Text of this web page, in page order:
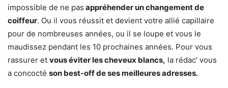
impossible de ne pas appréhender un changement de
coiffeur. Ou il vous réussit et devient votre allié capillaire
pour de nombreuses années, ou il se loupe et vous le
maudissez pendant les 10 prochaines années. Pour vous
rassurer et vous éviter les cheveux blancs, la rédac’ vous
a concocté son best-off de ses meilleures adresses.